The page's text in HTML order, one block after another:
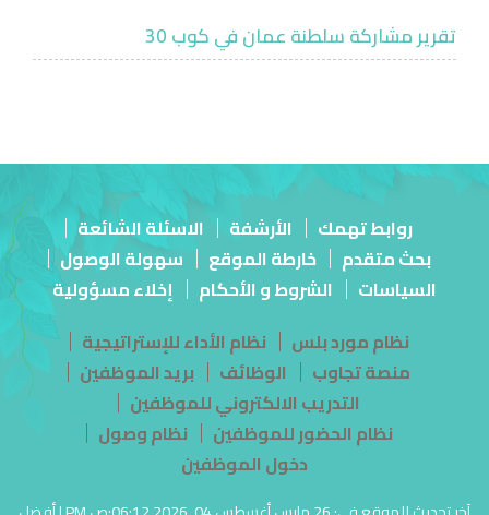
تقرير مشاركة سلطنة عمان في كوب 30
روابط تهمك الأرشفة
الاسئلة الشائعة
بحث متقدم
خارطة الموقع
سهولة الوصول
السياسات
الشروط و الأحكام
إخلاء مسؤولية
نظام مورد بلس
نظام الأداء للإستراتيجية
منصة تجاوب
الوظائف
بريد الموظفين
التدريب الالكتروني للموظفين
نظام الحضور للموظفين
نظام وصول
دخول الموظفين